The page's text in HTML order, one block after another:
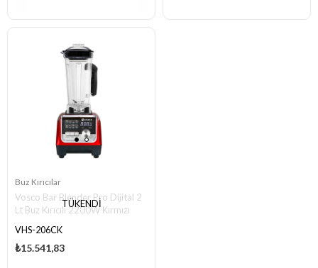
TÜKENDI
Buz Kırıcılar
Vosco Bar Blender Pro Dijital 2
Lt Buz Kırıcılı 2200W Kırmızı
VHS-206CK
₺15.541,83